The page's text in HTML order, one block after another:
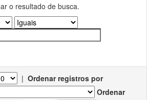
o resultado de busca.
| Ordenar registros por
Ordenar